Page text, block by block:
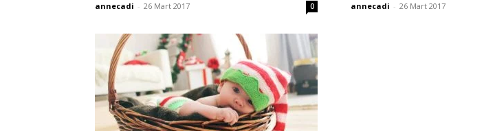
annecadi - 26 Mart 2017 0 annecadi - 26 Mart 2017